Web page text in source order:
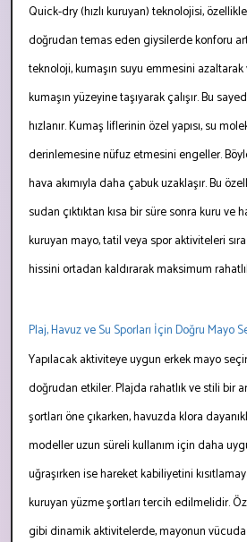
Quick-dry (hızlı kuruyan) teknolojisi,
doğrudan temas eden giysilerde konforu
teknoloji, kumaşın suyu emmesini
kumaşın yüzeyine taşıyarak çalışır. Bu
hızlanır. Kumaş liflerinin özel yapısı, su
derinlemesine nüfuz etmesini engeller.
hava akımıyla daha çabuk uzaklaşır. Bu
sudan çıktıktan kısa bir süre sonra kuru ve
kuruyan mayo, tatil veya spor aktiviteleri
hissini ortadan kaldırarak maksimum
Plaj, Havuz ve Su Sporları İçin Doğru Mayo
Yapılacak aktiviteye uygun erkek mayo
doğrudan etkiler. Plajda rahatlık ve stili bir
şortları öne çıkarken, havuzda klora
modeller uzun süreli kullanım için daha
uğraşırken ise hareket kabiliyetini
kuruyan yüzme şortları tercih edilmelidir.
gibi dinamik aktivitelerde, mayonun vücuda